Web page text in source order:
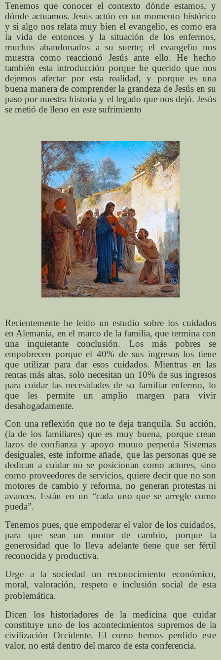
Tenemos que conocer el contexto dónde estamos, y
dónde actuamos. Jesús actúo en un momento histórico
y si algo nos relata muy bien el evangelio, es como era
la vida de entonces y la situación de los enfermos,
muchos abandonados a su suerte; el evangelio nos
muestra como reaccionó Jesús ante ello. He hecho
también esta introducción porque he querido que nos
dejemos afectar por esta realidad, y porque es una
buena manera de comprender la grandeza de Jesús en su
paso por nuestra historia y el legado que nos dejó. Jesús
se metió de lleno en este sufrimiento
Recientemente he leído un estudio sobre los cuidados
en Alemania, en el marco de la familia, que termina con
una inquietante conclusión. Los más pobres se
empobrecen porque el 40% de sus ingresos los tiene
que utilizar para dar esos cuidados. Mientras en las
rentas más altas, solo necesitan un 10% de sus ingresos
para cuidar las necesidades de su familiar enfermo, lo
que les permite un amplio margen para vivir
desahogadamente.
Con una reflexión que no te deja tranquila. Su acción,
(la de los familiares) que es muy buena, porque crean
lazos de confianza y apoyo mutuo perpetúa Sistemas
desiguales, este informe añade, que las personas que se
dedican a cuidar no se posicionan como actores, sino
como proveedores de servicios, quiere decir que no son
motores de cambio y reforma, no generan protestas ni
avances. Están en un “cada uno que se arregle como
pueda”.
Tenemos pues, que empoderar el valor de los cuidados,
para que sean un motor de cambio, porque la
generosidad que lo lleva adelante tiene que ser fértil
reconocida y productiva.
Urge a la sociedad un reconocimiento económico,
moral, valoración, respeto e inclusión social de esta
problemática.
Dicen los historiadores de la medicina que cuidar
constituye uno de los acontecimientos supremos de la
civilización Occidente. El como hemos perdido este
valor, no está dentro del marco de esta conferencia.